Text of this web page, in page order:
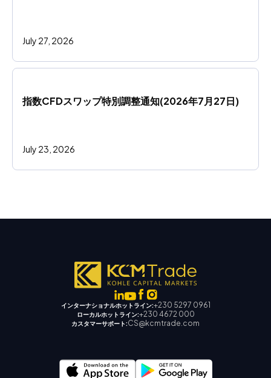
July 27, 2026
指数CFDスワップ特別調整通知(2026年7月27日)
July 23, 2026
インターナショナルホットライン:+230 5297 0961
ローカルホットライン:+230 4672 000
カスタマーサポート:CS@kcmtrade.com